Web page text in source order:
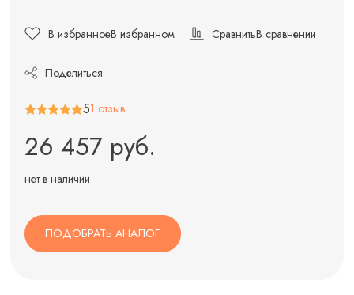
В избранноеВ избранном СравнитьВ сравнении
Поделиться
51 отзыв
26 457 руб.
нет в наличии
ПОДОБРАТЬ АНАЛОГ